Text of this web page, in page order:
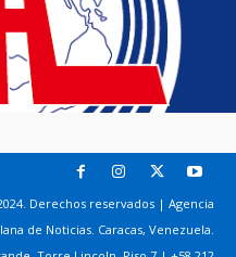
Derechos reservados | Agencia
de Noticias. Caracas, Venezuela.